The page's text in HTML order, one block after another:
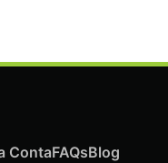
ContaFAQsBlog